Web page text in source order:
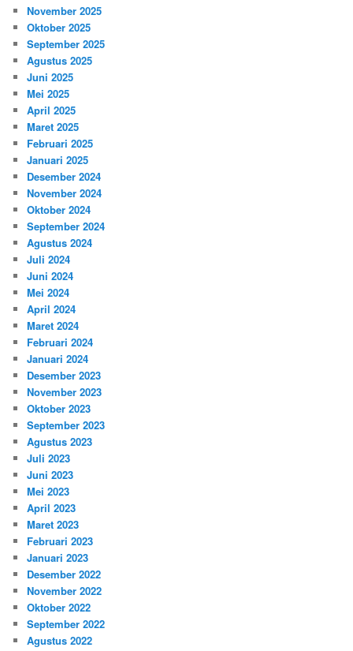
November 2025
Oktober 2025
September 2025
Agustus 2025
Juni 2025
Mei 2025
April 2025
Maret 2025
Februari 2025
Januari 2025
Desember 2024
November 2024
Oktober 2024
September 2024
Agustus 2024
Juli 2024
Juni 2024
Mei 2024
April 2024
Maret 2024
Februari 2024
Januari 2024
Desember 2023
November 2023
Oktober 2023
September 2023
Agustus 2023
Juli 2023
Juni 2023
Mei 2023
April 2023
Maret 2023
Februari 2023
Januari 2023
Desember 2022
November 2022
Oktober 2022
September 2022
Agustus 2022